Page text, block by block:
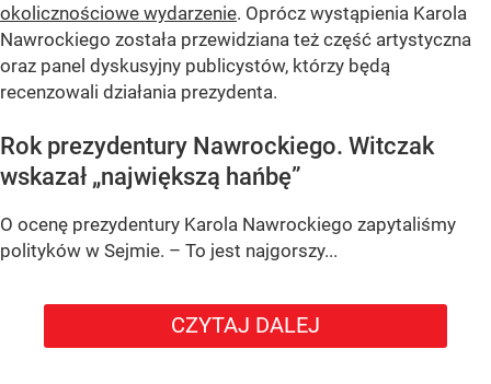
okolicznościowe wydarzenie. Oprócz wystąpienia Karola
Nawrockiego została przewidziana też część artystyczna
oraz panel dyskusyjny publicystów, którzy będą
recenzowali działania prezydenta.
Rok prezydentury Nawrockiego. Witczak
wskazał „największą hańbę”
O ocenę prezydentury Karola Nawrockiego zapytaliśmy
polityków w Sejmie. – To jest najgorszy...
CZYTAJ DALEJ